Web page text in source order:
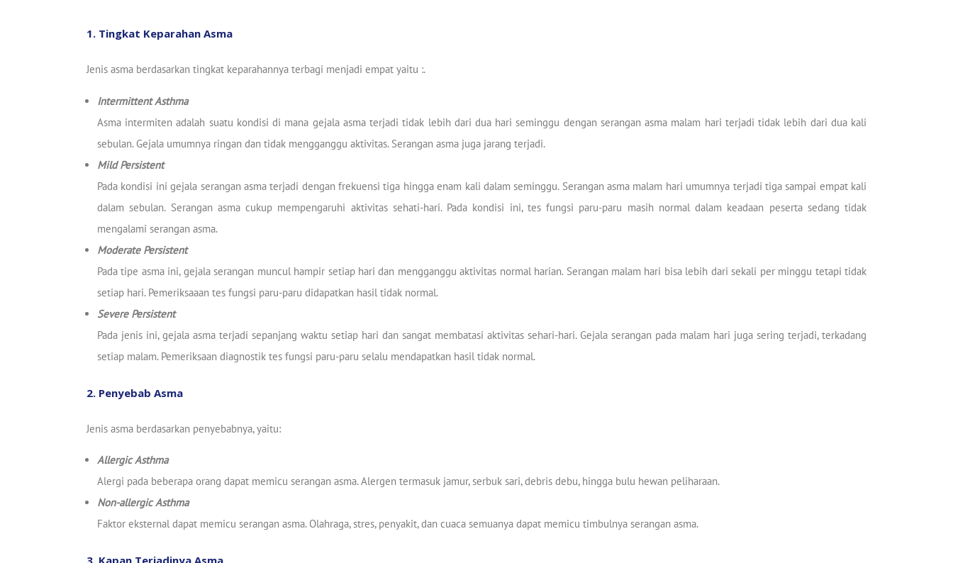
1. Tingkat Keparahan Asma
Jenis asma berdasarkan tingkat keparahannya terbagi menjadi empat yaitu :.
Intermittent Asthma
Asma intermiten adalah suatu kondisi di mana gejala asma terjadi tidak lebih dari dua hari seminggu dengan serangan asma malam hari terjadi tidak lebih dari dua kali
sebulan. Gejala umumnya ringan dan tidak mengganggu aktivitas. Serangan asma juga jarang terjadi.
Mild Persistent
Pada kondisi ini gejala serangan asma terjadi dengan frekuensi tiga hingga enam kali dalam seminggu. Serangan asma malam hari umumnya terjadi tiga sampai empat kali
dalam sebulan. Serangan asma cukup mempengaruhi aktivitas sehati-hari. Pada kondisi ini, tes fungsi paru-paru masih normal dalam keadaan peserta sedang tidak
mengalami serangan asma.
Moderate Persistent
Pada tipe asma ini, gejala serangan muncul hampir setiap hari dan mengganggu aktivitas normal harian. Serangan malam hari bisa lebih dari sekali per minggu tetapi tidak
setiap hari. Pemeriksaaan tes fungsi paru-paru didapatkan hasil tidak normal.
Severe Persistent
Pada jenis ini, gejala asma terjadi sepanjang waktu setiap hari dan sangat membatasi aktivitas sehari-hari. Gejala serangan pada malam hari juga sering terjadi, terkadang
setiap malam. Pemeriksaan diagnostik tes fungsi paru-paru selalu mendapatkan hasil tidak normal.
2. Penyebab Asma
Jenis asma berdasarkan penyebabnya, yaitu:
Allergic Asthma
Alergi pada beberapa orang dapat memicu serangan asma. Alergen termasuk jamur, serbuk sari, debris debu, hingga bulu hewan peliharaan.
Non-allergic Asthma
Faktor eksternal dapat memicu serangan asma. Olahraga, stres, penyakit, dan cuaca semuanya dapat memicu timbulnya serangan asma.